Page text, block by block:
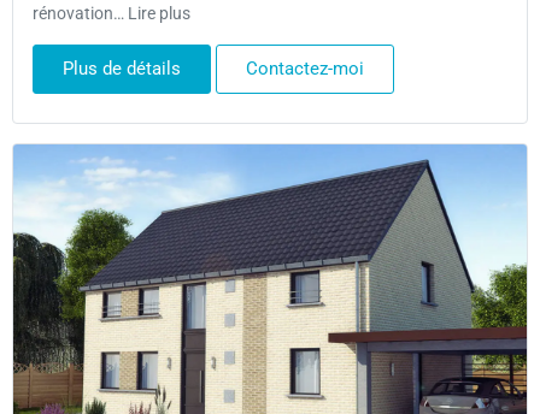
rénovation… Lire plus
Plus de détails Contactez-moi